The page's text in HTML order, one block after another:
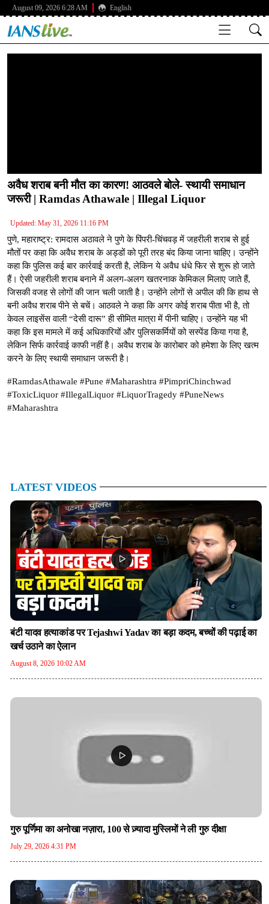
August 09, 2026 6:28 AM English
अवैध शराब बनी मौत का कारण! आठवले बोले- स्थायी समाधान
जरूरी | Ramdas Athawale | Illegal Liquor
Updated: May 31, 2026 11:16 PM
पुणे, महाराष्ट्र: रामदास अठावले ने पुणे के पिंपरी-चिंचवड़ में जहरीली शराब से हुई
मौतों पर कहा कि अवैध शराब के अड्डों को पूरी तरह बंद किया जाना चाहिए। उन्होंने
कहा कि पुलिस कई बार कार्रवाई करती है, लेकिन ये अवैध धंधे फिर से शुरू हो जाते
हैं। ऐसी जहरीली शराब बनाने में अलग-अलग खतरनाक केमिकल मिलाए जाते हैं,
जिसकी वजह से लोगों की जान चली जाती है। उन्होंने लोगों से अपील की कि हाथ से
बनी अवैध शराब पीने से बचें। आठवले ने कहा कि अगर कोई शराब पीता भी है, तो
केवल लाइसेंस वाली “देसी दारू” ही सीमित मात्रा में पीनी चाहिए। उन्होंने यह भी
कहा कि इस मामले में कई अधिकारियों और पुलिसकर्मियों को सस्पेंड किया गया है,
लेकिन सिर्फ कार्रवाई काफी नहीं है। अवैध शराब के कारोबार को हमेशा के लिए खत्म
करने के लिए स्थायी समाधान जरूरी है।
#RamdasAthawale #Pune #Maharashtra #PimpriChinchwad
#ToxicLiquor #IllegalLiquor #LiquorTragedy #PuneNews
#Maharashtra
LATEST VIDEOS
बंटी यादव हत्याकांड पर Tejashwi Yadav का बड़ा कदम, बच्चों की पढ़ाई का
खर्च उठाने का ऐलान
August 8, 2026 10:02 AM
गुरु पूर्णिमा का अनोखा नज़ारा, 100 से ज़्यादा मुस्लिमों ने ली गुरु दीक्षा
July 29, 2026 4:31 PM